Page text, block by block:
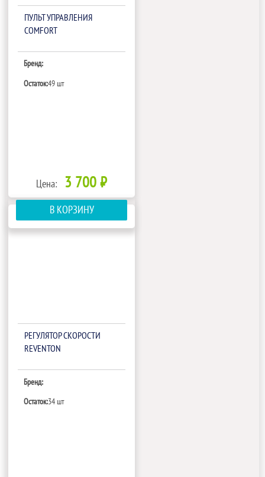
ПУЛЬТ УПРАВЛЕНИЯ
COMFORT
Бренд:
Остаток:49 шт
Цена: 3 700 ₽
В КОРЗИНУ
РЕГУЛЯТОР СКОРОСТИ
REVENTON
Бренд:
Остаток:34 шт